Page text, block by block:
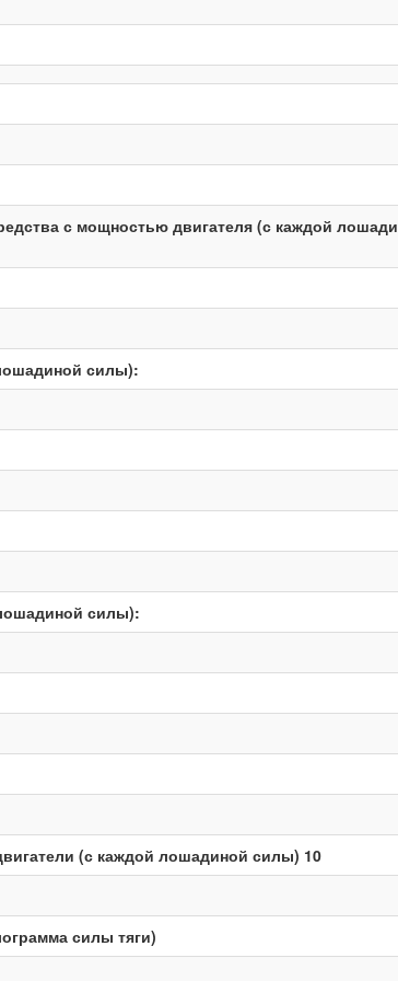
с мощностью двигателя (с каждой
силы):
силы):
(с каждой лошадиной силы) 10
силы тяги)